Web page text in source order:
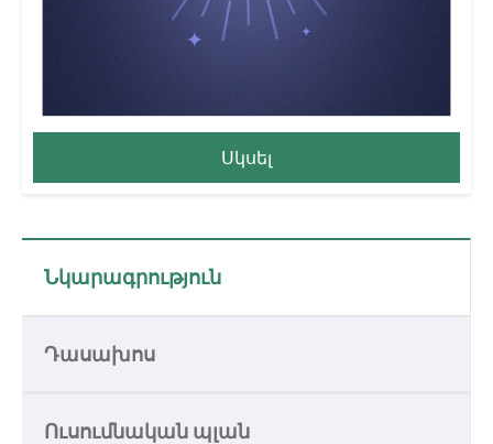
Նկարագրություն
Դասախոս
Ուսումնական պլան
Սկսել